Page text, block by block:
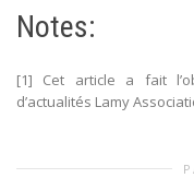
Notes:
[1] Cet article a fait
d’actualités Lamy